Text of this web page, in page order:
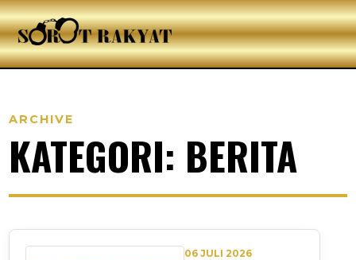
ARCHIVE
KATEGORI: BERITA
06 JULI 2026